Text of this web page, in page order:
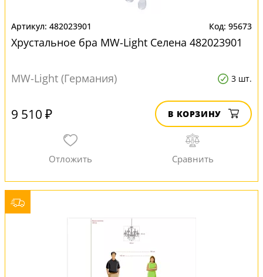
482023901 95673
Хрустальное бра MW-Light Селена 482023901
MW-Light (Германия) 3 шт.
9 510 ₽ В КОРЗИНУ